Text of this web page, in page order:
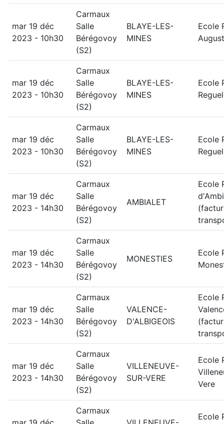
mar 19 déc
2023 - 10h30
Carmaux
Salle
Bérégovoy
(S2)
BLAYE-LES-
MINES
Ecole
mar 19 déc
2023 - 10h30
Carmaux
Salle
Bérégovoy
(S2)
BLAYE-LES-
MINES
Ecole
mar 19 déc
2023 - 10h30
Carmaux
Salle
Bérégovoy
(S2)
BLAYE-LES-
MINES
Ecole
mar 19 déc
2023 - 14h30
Carmaux
Salle
Bérégovoy
(S2)
AMBIALET
Ecole
mar 19 déc
2023 - 14h30
Carmaux
Salle
Bérégovoy
(S2)
MONESTIES
Ecole
mar 19 déc
2023 - 14h30
Carmaux
Salle
Bérégovoy
(S2)
VALENCE-
D'ALBIGEOIS
Ecole
mar 19 déc
2023 - 14h30
Carmaux
Salle
Bérégovoy
(S2)
VILLENEUVE-
SUR-VERE
Ecole
Vere
Carmaux
Ecole